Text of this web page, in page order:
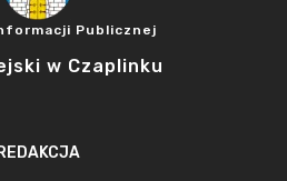
Publicznej
w Czaplinku